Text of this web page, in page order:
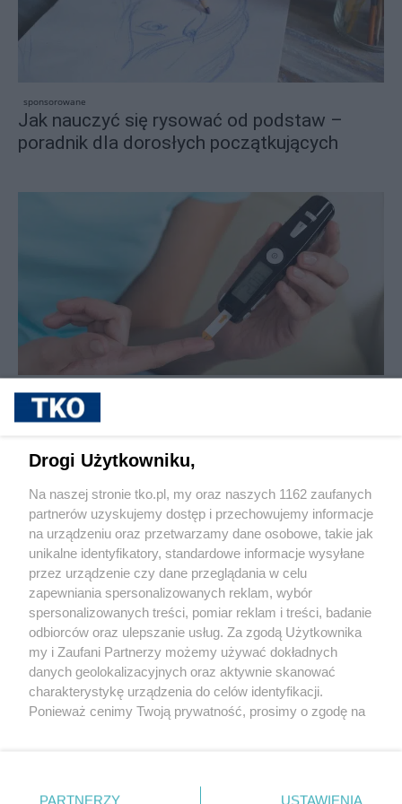
sponsorowane
Jak nauczyć się rysować od podstaw –
poradnik dla dorosłych początkujących
sponsorowane
Cukrzyca – cicha epidemia, która
możliwości leczenia i rosnąca rola
Pokaż więcej
Reklama Tematy Archiwum artykułów
Drogi Użytkowniku,
Na naszej stronie tko.pl, my oraz naszych 1162 zaufanych
partnerów uzyskujemy dostęp i przechowujemy informacje
na urządzeniu oraz przetwarzamy dane osobowe, takie jak
unikalne identyfikatory, standardowe informacje wysyłane
przez urządzenie czy dane przeglądania w celu
zapewniania spersonalizowanych reklam, wybór
spersonalizowanych treści, pomiar reklam i treści, badanie
odbiorców oraz ulepszanie usług. Za zgodą Użytkownika
my i Zaufani Partnerzy możemy używać dokładnych
danych geolokalizacyjnych oraz aktywnie skanować
charakterystykę urządzenia do celów identyfikacji.
Ponieważ cenimy Twoją prywatność, prosimy o zgodę na
znajdujący się w lewym dolnym rogu strony
. Niektóre
PARTNERZY USTAWIENIA